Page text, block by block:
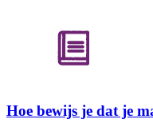
Hoe bewijs je dat je